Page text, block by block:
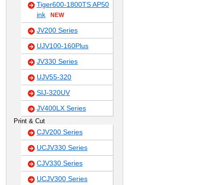
Tiger600-1800TS AP50
ink
NEW
JV200 Series
UJV100-160Plus
JV330 Series
UJV55-320
SIJ-320UV
JV400LX Series
Print & Cut
CJV200 Series
UCJV330 Series
CJV330 Series
UCJV300 Series